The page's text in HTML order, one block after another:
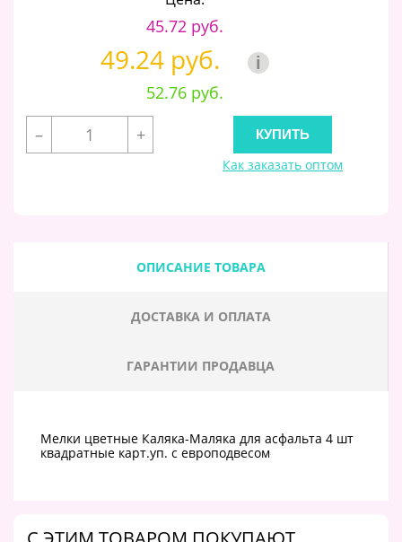
45.72 руб.
49.24 руб. i
52.76 руб.
–
+
Как заказать оптом
ОПИСАНИЕ ТОВАРА
ДОСТАВКА И ОПЛАТА
ГАРАНТИИ ПРОДАВЦА
Мелки цветные Каляка-Маляка для асфальта 4 шт
квадратные карт.уп. с европодвесом